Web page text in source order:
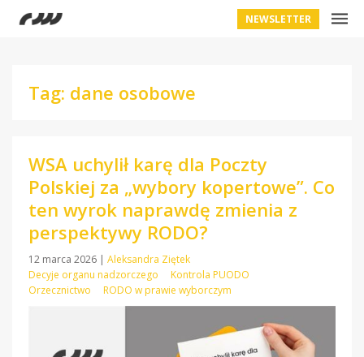
NEWSLETTER
Tag: dane osobowe
WSA uchylił karę dla Poczty
Polskiej za „wybory kopertowe”. Co
ten wyrok naprawdę zmienia z
perspektywy RODO?
12 marca 2026 | Aleksandra Ziętek
Decyje organu nadzorczego
Kontrola PUODO
Orzecznictwo
RODO w prawie wyborczym